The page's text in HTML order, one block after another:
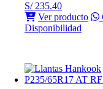
S/235.40
Ver producto
Disponibilidad